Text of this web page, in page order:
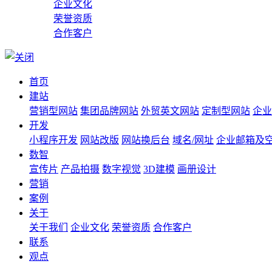
企业文化
荣誉资质
合作客户
首页
建站
营销型网站 集团品牌网站 外贸英文网站 定制型网站 企
开发
小程序开发 网站改版 网站换后台 域名/网址 企业邮箱及
数智
宣传片 产品拍摄 数字视觉 3D建模 画册设计
营销
案例
关于
关于我们
企业文化 荣誉资质 合作客户
联系
观点